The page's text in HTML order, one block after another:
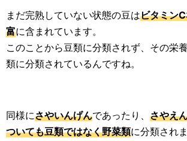
まだ完熟していない状態の豆はビタミン
富に含まれています。
このことから豆類に分類されず、その栄
類に分類されているんですね。
同様にさやいんげんであったり、 さやえ
ついても豆類ではなく野菜類に分類されま